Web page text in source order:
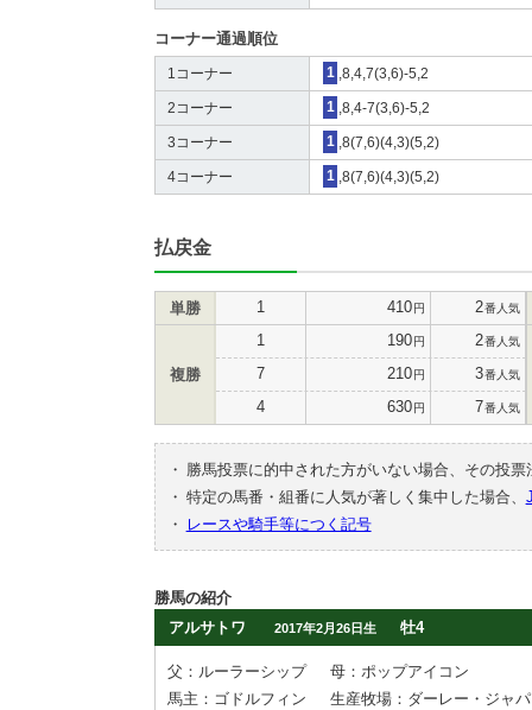
コーナー通過順位
1コーナー 1 ,8,4,7(3,6)-5,2
2コーナー 1 ,8,4-7(3,6)-5,2
3コーナー 1 ,8(7,6)(4,3)(5,2)
4コーナー 1 ,8(7,6)(4,3)(5,2)
払戻金
単勝 1 410円 2番人気
複勝
1 190円 2番人気
7 210円 3番人気
4 630円 7番人気
・
勝馬投票に的中された方がいない場合、その投
・ 特定の馬番・組番に人気が著しく集中した場合、
・
レースや騎手等につく記号
勝馬の紹介
アルサトワ
2017年2月26日生 牡4
父：ルーラーシップ
母：ポップアイコン
馬主：ゴドルフィン
生産牧場：ダーレー・ジャ